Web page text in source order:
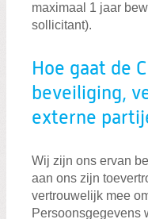
maximaal 1 jaar
sollicitant).
Hoe gaat de
beveiliging,
externe
Wij zijn ons ervan
aan ons zijn
vertrouwelijk mee
Persoonsgegevens